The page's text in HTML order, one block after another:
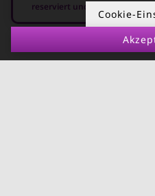
reserviert und nicht anfragbar
-
FAQ Vermieter
Immobilie vermieten
Cookie-